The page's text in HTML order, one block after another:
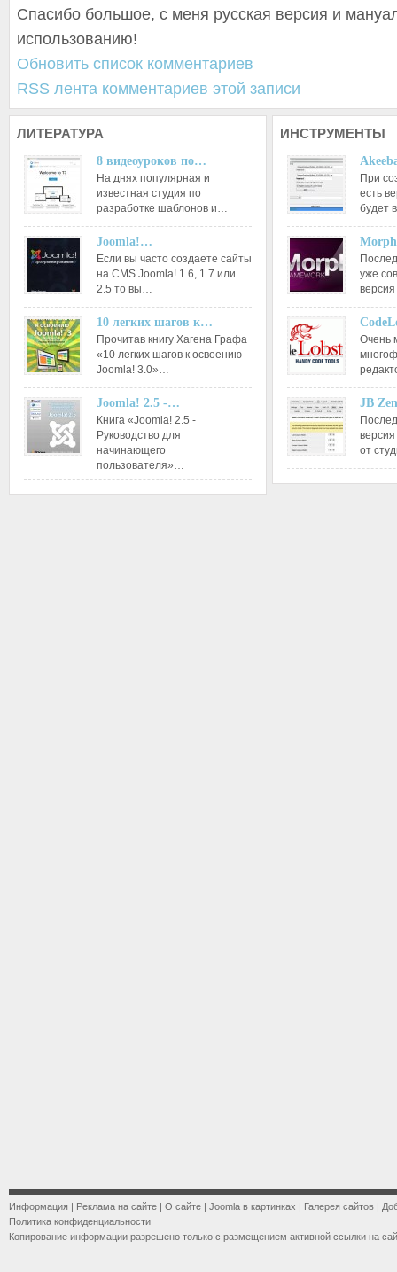
Спасибо большое, с меня русская версия и
использованию!
Обновить список комментариев
RSS лента комментариев этой записи
ЛИТЕРАТУРА
8 видеоуроков по…
На днях популярная и
известная студия по
разработке шаблонов и…
Joomla!…
Если вы часто создаете сайты
на CMS Joomla! 1.6, 1.7 или
2.5 то вы…
10 легких шагов к…
Прочитав книгу Хагена Графа
«10 легких шагов к освоению
Joomla! 3.0»…
Joomla! 2.5 -…
Книга «Joomla! 2.5 -
Руководство для
начинающего
пользователя»…
ИНСТРУМЕНТЫ
При
есть
будет
уже
Очень
JB
от
Информация | Реклама на сайте | О сайте | Joomla в картинках | Галерея сайтов |
Политика конфиденциальности
Копирование информации разрешено только с размещением активной ссылки на